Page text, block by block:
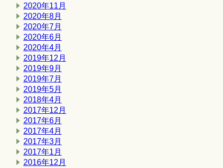
2020年11月
2020年8月
2020年7月
2020年6月
2020年4月
2019年12月
2019年9月
2019年7月
2019年5月
2018年4月
2017年12月
2017年6月
2017年4月
2017年3月
2017年1月
2016年12月